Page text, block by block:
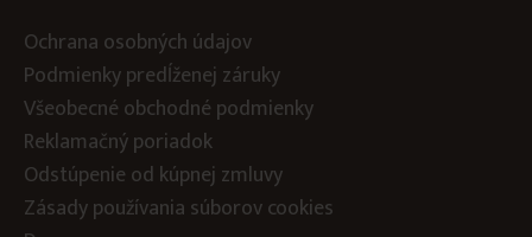
Ochrana osobných údajov
Podmienky predĺženej záruky
Všeobecné obchodné podmienky
Reklamačný poriadok
Odstúpenie od kúpnej zmluvy
Zásady používania súborov cookies